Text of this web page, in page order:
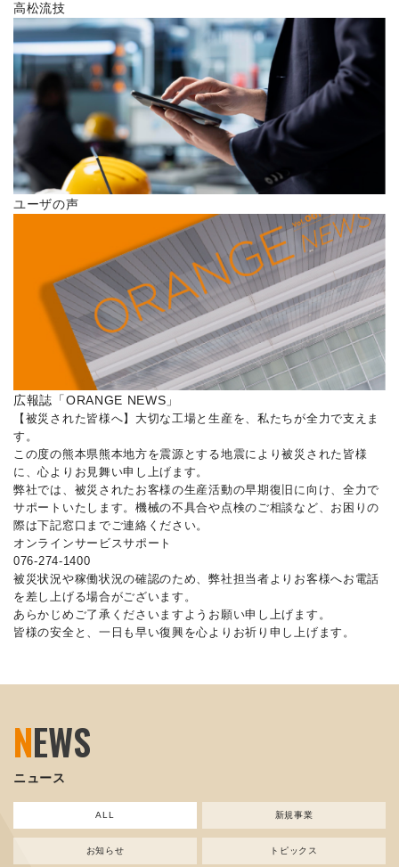
高松流技
ユーザの声
広報誌「ORANGE NEWS」
【被災された皆様へ】大切な工場と生産を、私たちが全力で支えま
す。
この度の熊本県熊本地方を震源とする地震により被災された皆様
に、心よりお見舞い申し上げます。
弊社では、被災されたお客様の生産活動の早期復旧に向け、全力で
サポートいたします。機械の不具合や点検のご相談など、お困りの
際は下記窓口までご連絡ください。
オンラインサービスサポート
076-274-1400
被災状況や稼働状況の確認のため、弊社担当者よりお客様へお電話
を差し上げる場合がございます。
あらかじめご了承くださいますようお願い申し上げます。
皆様の安全と、一日も早い復興を心よりお祈り申し上げます。
NEWS
ニュース
ALL 新規事業
お知らせ トピックス